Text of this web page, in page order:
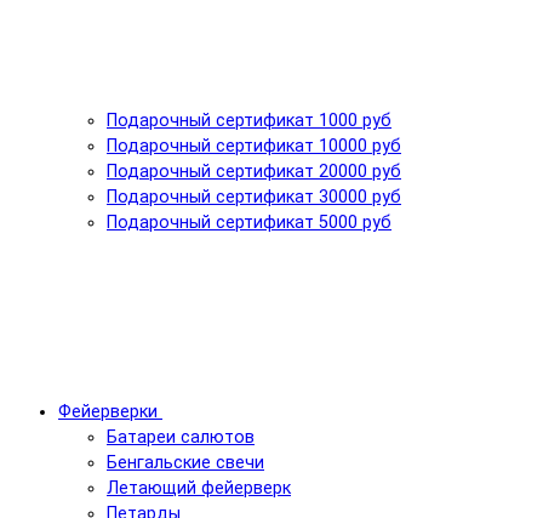
Подарочный сертификат 1000 руб
Подарочный сертификат 10000 руб
Подарочный сертификат 20000 руб
Подарочный сертификат 30000 руб
Подарочный сертификат 5000 руб
Фейерверки
Батареи салютов
Бенгальские свечи
Летающий фейерверк
Петарды